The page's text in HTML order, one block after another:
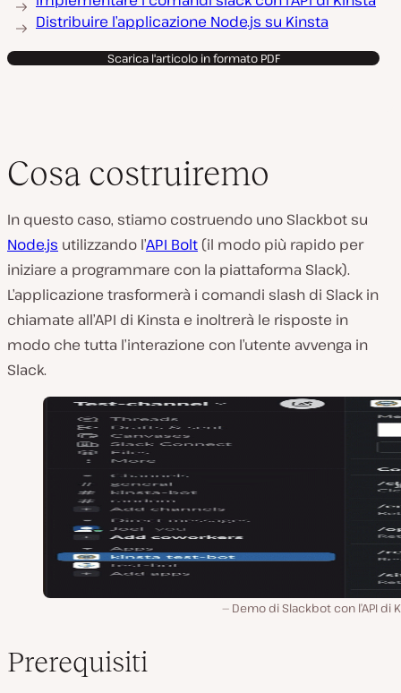
Distribuire l’applicazione Node.js su Kinsta
Scarica l'articolo in formato PDF
Cosa costruiremo
In questo caso, stiamo costruendo uno Slackbot su
Node.js utilizzando l’API Bolt (il modo più rapido per
iniziare a programmare con la piattaforma Slack).
L’applicazione trasformerà i comandi slash di Slack in
chiamate all’API di Kinsta e inoltrerà le risposte in
modo che tutta l’interazione con l’utente avvenga in
Slack.
Demo di Slackbot con l’API di
Prerequisiti